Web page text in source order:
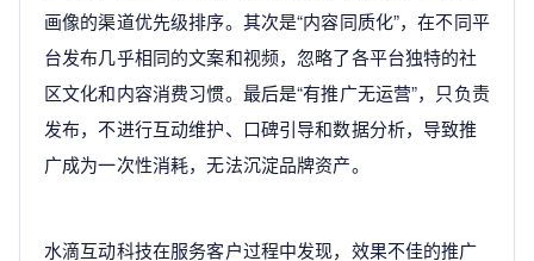
画像的渠道优先级排序。其次是“内容同质化”，在不同平
台发布几乎相同的文案和视频，忽略了各平台独特的社
区文化和内容消费习惯。最后是“有推广无运营”，只负责
发布，不进行互动维护、口碑引导和数据分析，导致推
广成为一次性消耗，无法沉淀品牌资产。
水滴互动科技在服务客户过程中发现，效果不佳的推广